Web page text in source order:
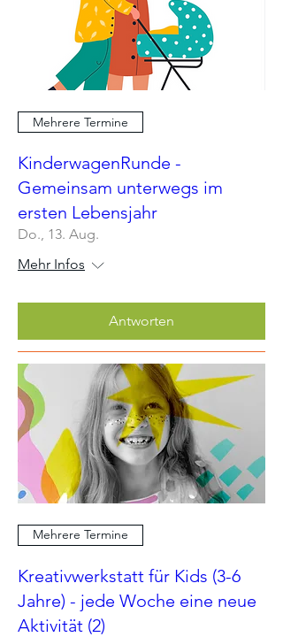
Mehrere Termine
KinderwagenRunde -
Gemeinsam unterwegs im
ersten Lebensjahr
Do., 13. Aug.
Mehr Infos
Antworten
Mehrere Termine
Kreativwerkstatt für Kids (3-6
Jahre) - jede Woche eine neue
Aktivität (2)